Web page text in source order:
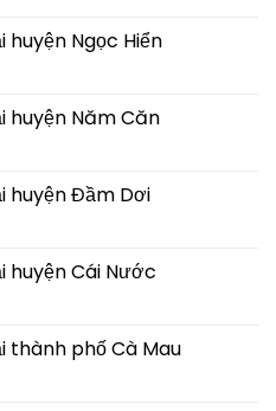
huyện Ngọc Hiển
huyện Năm Căn
huyện Đầm Dơi
huyện Cái Nước
thành phố Cà Mau